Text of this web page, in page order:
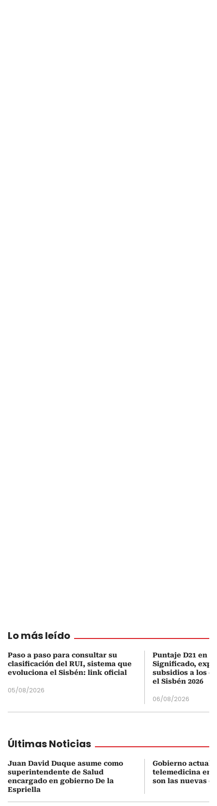
Lo más leído
Paso a paso para consultar su
clasificación del RUI, sistema que
evoluciona el Sisbén: link oficial
05/08/2026
Puntaje D21 en
Significado,
subsidios a los
el Sisbén 2026
06/08/2026
Últimas Noticias
Juan David Duque asume como
superintendente de Salud
encargado en gobierno De la
Espriella
Gobierno
telemedicina en
son las nuevas